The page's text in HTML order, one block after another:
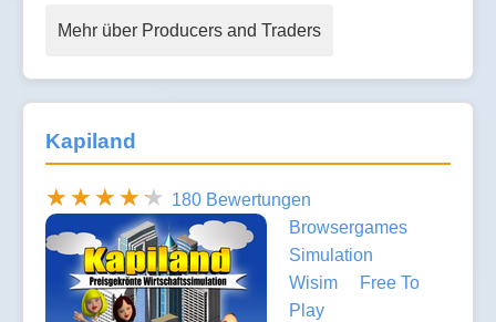
Mehr über Producers and Traders
Kapiland
180 Bewertungen
Browsergames
Simulation
Wisim
Free To
Play